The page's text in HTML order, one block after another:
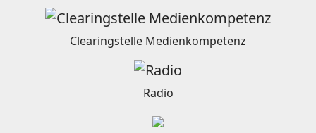
Clearingstelle Medienkompetenz
Radio